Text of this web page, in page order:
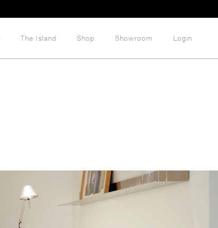
The Island Shop Showroom Login